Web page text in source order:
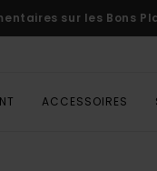
sur les Bons
ACCESSOIRES